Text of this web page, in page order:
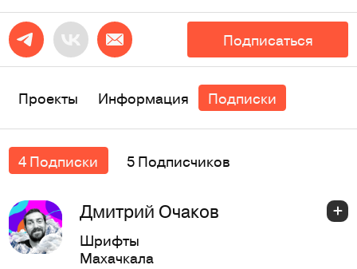
Подписаться
Проекты Информация Подписки
4 Подписки 5 Подписчиков
Дмитрий Очаков
Шрифты
Махачкала